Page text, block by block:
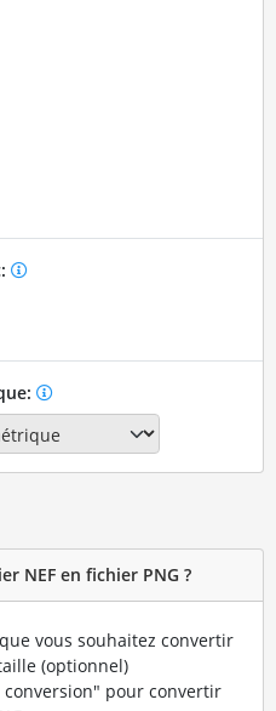
NEF en fichier PNG ?
vous souhaitez convertir
(optionnel)
pour convertir